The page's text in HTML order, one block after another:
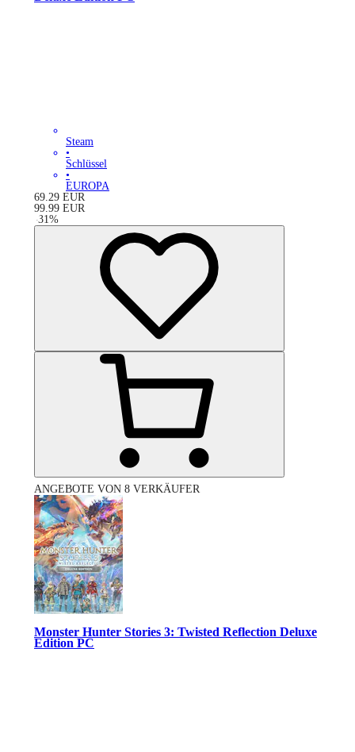
Steam
•
Schlüssel
•
EUROPA
69.29 EUR
99.99 EUR
-31%
ANGEBOTE VON 8 VERKÄUFER
Monster Hunter Stories 3: Twisted Reflection Deluxe
Edition PC